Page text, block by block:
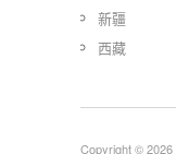
新疆
西藏
Copyright © 2026